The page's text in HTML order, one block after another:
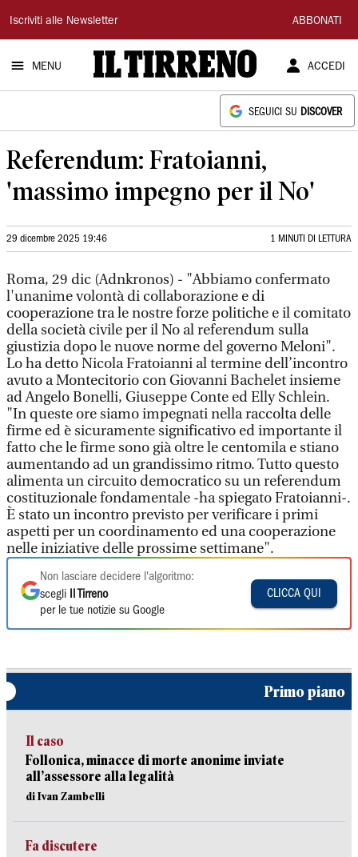
Il
Tirreno
Iscriviti alle Newsletter ABBONATI
MENU ACCEDI
SEGUICI SU DISCOVER
Referendum: Fratoianni,
'massimo impegno per il No'
29 dicembre 2025 19:46 1 MINUTI DI LETTURA
Roma, 29 dic (Adnkronos) - "Abbiamo confermato
l'unanime volontà di collaborazione e di
cooperazione tra le nostre forze politiche e il comitato
della società civile per il No al referendum sulla
giustizia dopo le nuove norme del governo Meloni".
Lo ha detto Nicola Fratoianni al termine dell’incontro
avuto a Montecitorio con Giovanni Bachelet insieme
ad Angelo Bonelli, Giuseppe Conte ed Elly Schlein.
"In queste ore siamo impegnati nella raccolta delle
firme ed è sicuramente significativo ed importante il
fatto che le firme sono già oltre le centomila e stiano
aumentando ad un grandissimo ritmo. Tutto questo
alimenta un circuito democratico su un referendum
costituzionale fondamentale -ha spiegato Fratoianni-.
È stato un incontro previsto per verificare i primi
aspetti per un coordinamento ed una cooperazione
nelle iniziative delle prossime settimane".
Non lasciare decidere l'algoritmo:
scegli
Il Tirreno
per le tue notizie su Google
CLICCA QUI
Primo piano
Il caso
Follonica, minacce di morte anonime inviate
all’assessore alla legalità
di Ivan Zambelli
Fa discutere